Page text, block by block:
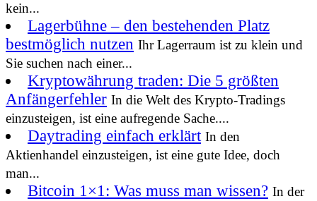
kein...
Lagerbühne – den bestehenden Platz
bestmöglich nutzen Ihr Lagerraum ist zu klein und
Sie suchen nach einer...
Kryptowährung traden: Die 5 größten
Anfängerfehler In die Welt des Krypto-Tradings
einzusteigen, ist eine aufregende Sache....
Daytrading einfach erklärt In den
Aktienhandel einzusteigen, ist eine gute Idee, doch
man...
Bitcoin 1×1: Was muss man wissen? In der